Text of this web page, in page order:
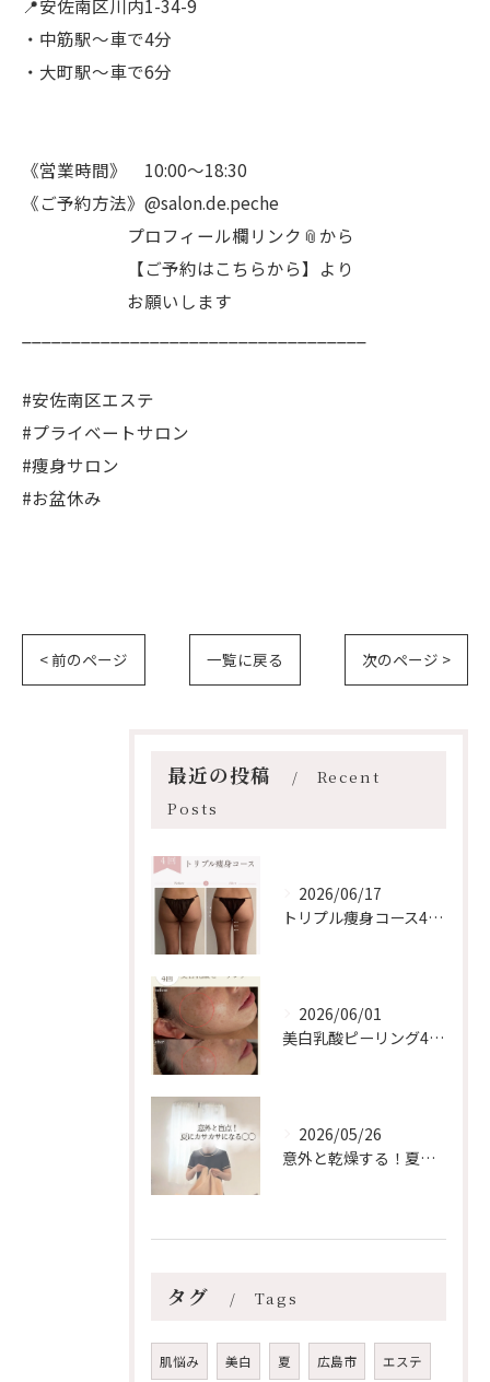
📍安佐南区川内1-34-9
・中筋駅〜車で4分
・大町駅〜車で6分
《営業時間》 10:00〜18:30
《ご予約方法》@salon.de.peche
プロフィール欄リンク📎から
【ご予約はこちらから】より
お願いします
#安佐南区エステ
#プライベートサロン
#痩身サロン
#お盆休み
< 前のページ 一覧に戻る 次のページ >
最近の投稿
Recent
Posts
2026/06/17
トリプル痩身コース4回の変化【安佐南区/エステ/ダイエット】
2026/06/01
美白乳酸ピーリング4回❄️【安佐南区/スノーピール/シミケア...
2026/05/26
意外と乾燥する！夏のリップケア【安佐南区エステ/ハーブピーリ...
タグ Tags
肌悩み 美白 夏 広島市 エステ